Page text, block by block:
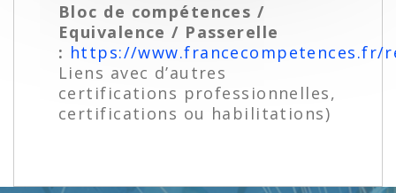
Bloc de compétences /
Equivalence / Passerelle
: https://www.francecompetences.fr/
Liens avec d’autres
certifications professionnelles,
certifications ou habilitations)